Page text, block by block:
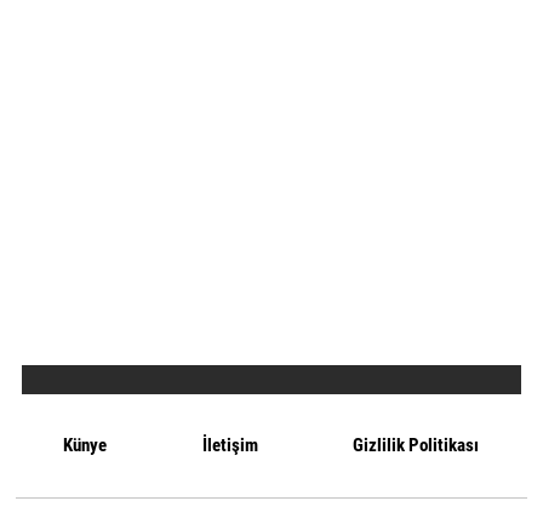
Künye İletişim Gizlilik Politikası